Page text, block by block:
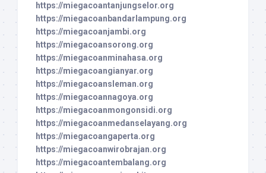
https://miegacoantanjungselor.org
https://miegacoanbandarlampung.org
https://miegacoanjambi.org
https://miegacoansorong.org
https://miegacoanminahasa.org
https://miegacoangianyar.org
https://miegacoansleman.org
https://miegacoannagoya.org
https://miegacoanmongonsidi.org
https://miegacoanmedanselayang.org
https://miegacoangaperta.org
https://miegacoanwirobrajan.org
https://miegacoantembalang.org